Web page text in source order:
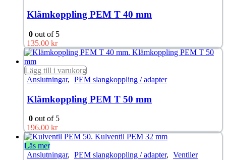
Klämkoppling PEM T 40 mm
0 out of 5
135.00 kr
Lägg till i varukorg
Anslutningar, PEM slangkoppling / adapter
Klämkoppling PEM T 50 mm
0 out of 5
196.00 kr
Läs mer
Anslutningar, PEM slangkoppling / adapter, Ventiler